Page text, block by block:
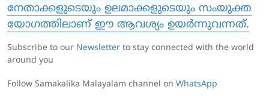
നേതാക്കളുടെയും ഉലമാക്കളുടെയും സംയുക്ത
യോഗത്തിലാണ് ഈ ആവശ്യം ഉയർന്നുവന്നത്.
Subscribe to our Newsletter to stay connected with the world
around you
Follow Samakalika Malayalam channel on WhatsApp